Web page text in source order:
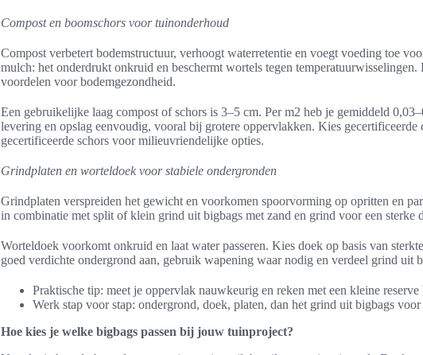
Compost en boomschors voor tuinonderhoud
Compost verbetert bodemstructuur, verhoogt waterretentie en voegt voeding toe
mulch: het onderdrukt onkruid en beschermt wortels tegen temperatuurwisselingen.
voordelen voor bodemgezondheid.
Een gebruikelijke laag compost of schors is 3–5 cm. Per m2 heb je gemiddeld
levering en opslag eenvoudig, vooral bij grotere oppervlakken. Kies
gecertificeerde schors voor milieuvriendelijke opties.
Grindplaten en worteldoek voor stabiele ondergronden
Grindplaten verspreiden het gewicht en voorkomen spoorvorming op opritten en
in combinatie met split of klein grind uit bigbags met zand en grind voor een sterke
Worteldoek voorkomt onkruid en laat water passeren. Kies doek op basis van
goed verdichte ondergrond aan, gebruik wapening waar nodig en verdeel grind uit
Praktische tip: meet je oppervlak nauwkeurig en reken met een kleine
Werk stap voor stap: ondergrond, doek, platen, dan het grind uit bigbags voor
Hoe kies je welke bigbags passen bij jouw tuinproject?